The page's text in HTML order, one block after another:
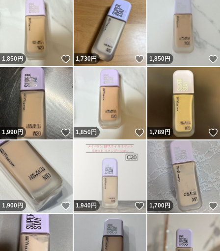
1,850円 いいね！
1,730円 いいね！
1,850円
1,990円 いいね！
1,850円 いいね！
1,789円
1,900円 いいね！
1,940円 いいね！
1,700円